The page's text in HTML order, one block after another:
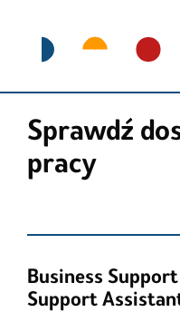
Sprawdź
pracy
Business
Support